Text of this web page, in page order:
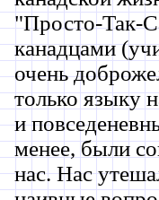
"Просто-Так-
канадцами
очень
только языку
и
менее, были
нас. Нас